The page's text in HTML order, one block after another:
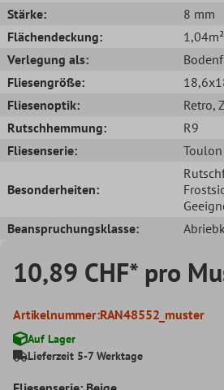
Stärke:
8 mm
Flächendeckung:
1,04m²
Verlegung als:
Fliesengröße:
Fliesenoptik:
Retro,
Rutschhemmung:
R9
Fliesenserie:
Toulon
Besonderheiten:
Beanspruchungsklasse:
10,89 CHF* pro
Artikelnummer:RAN48552_muster
Auf Lager
Lieferzeit 5-7 Werktage